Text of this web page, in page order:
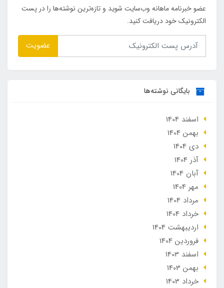
عضو خبرنامه ماهانه وب‌سایت شوید و تازه‌ترین نوشته‌ها را در پست
الکترونیک خود دریافت کنید.
عضویت
بایگانی نوشته‌ها
اسفند 1404
بهمن 1404
دی 1404
آذر 1404
آبان 1404
مهر 1404
مرداد 1404
خرداد 1404
ارديبهشت 1404
فروردین 1404
اسفند 1403
بهمن 1403
خرداد 1403